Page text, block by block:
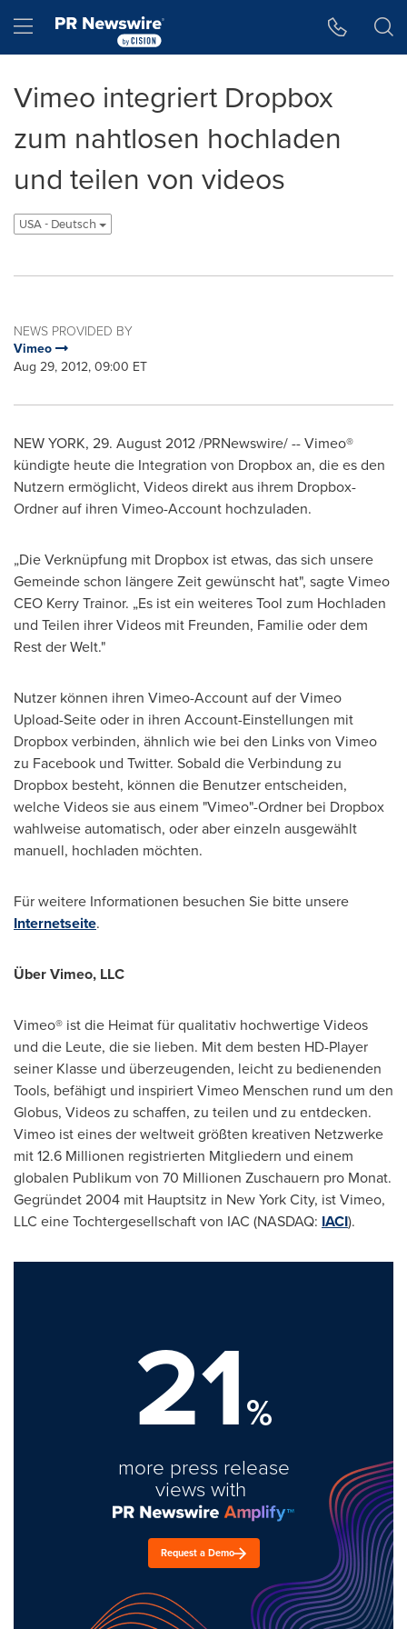
Hamburger menu
Vimeo integriert Dropbox
zum nahtlosen hochladen
und teilen von videos
USA - Deutsch
NEWS PROVIDED BY
Vimeo
Aug 29, 2012, 09:00 ET
NEW YORK, 29. August 2012/PRNewswire/ -- Vimeo®
kündigte heute die Integration von Dropbox an, die es den
Nutzern ermöglicht, Videos direkt aus ihrem Dropbox-
Ordner auf ihren Vimeo-Account hochzuladen.
„Die Verknüpfung mit Dropbox ist etwas, das sich unsere
Gemeinde schon längere Zeit gewünscht hat", sagte Vimeo
CEO Kerry Trainor. „Es ist ein weiteres Tool zum Hochladen
und Teilen ihrer Videos mit Freunden, Familie oder dem
Rest der Welt."
Nutzer können ihren Vimeo-Account auf der Vimeo
Upload-Seite oder in ihren Account-Einstellungen mit
Dropbox verbinden, ähnlich wie bei den Links von Vimeo
zu Facebook und Twitter. Sobald die Verbindung zu
Dropbox besteht, können die Benutzer entscheiden,
welche Videos sie aus einem "Vimeo"-Ordner bei Dropbox
wahlweise automatisch, oder aber einzeln ausgewählt
manuell, hochladen möchten.
Für weitere Informationen besuchen Sie bitte unsere
Internetseite.
Über Vimeo, LLC
Vimeo® ist die Heimat für qualitativ hochwertige Videos
und die Leute, die sie lieben. Mit dem besten HD-Player
seiner Klasse und überzeugenden, leicht zu bedienenden
Tools, befähigt und inspiriert Vimeo Menschen rund um den
Globus, Videos zu schaffen, zu teilen und zu entdecken.
Vimeo ist eines der weltweit größten kreativen Netzwerke
mit 12.6 Millionen registrierten Mitgliedern und einem
globalen Publikum von 70 Millionen Zuschauern pro Monat.
Gegründet 2004 mit Hauptsitz in New York City, ist Vimeo,
LLC eine Tochtergesellschaft von IAC (NASDAQ: IACI).
21%
more press release
views with
Request a Demo